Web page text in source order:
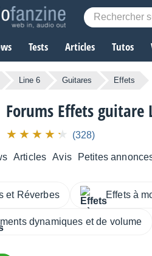
Tests Articles Tutos
Line 6 Guitares Effets
Forums Effets guitare
(328)
Articles Avis Petites
et Réverbes Effets à
dynamiques et de volume